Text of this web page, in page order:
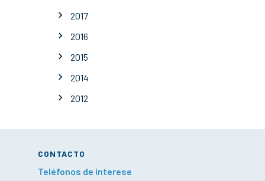
2017
2016
2015
2014
2012
CONTACTO
Teléfonos de interese